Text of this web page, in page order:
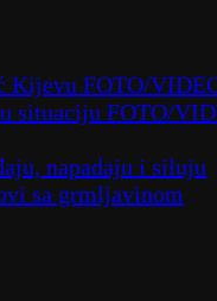
Kijevu FOTO/
situaciju FOTO/
napadaju i siluju
sa grmljavinom